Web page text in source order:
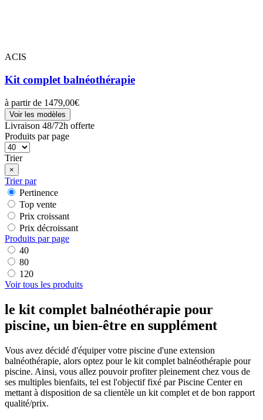
ACIS
Kit complet balnéothérapie
à partir de 1479,00€
Voir les modèles
Livraison 48/72h offerte
Produits par page
Trier
×
Trier par
Pertinence
Top vente
Prix croissant
Prix décroissant
Produits par page
40
80
120
Voir tous les produits
le kit complet balnéothérapie pour
piscine, un bien-être en supplément
Vous avez décidé d'équiper votre piscine d'une extension
balnéothérapie, alors optez pour le kit complet balnéothérapie pour
piscine. Ainsi, vous allez pouvoir profiter pleinement chez vous de
ses multiples bienfaits, tel est l'objectif fixé par Piscine Center en
mettant à disposition de sa clientèle un kit complet et de bon rapport
qualité/prix.